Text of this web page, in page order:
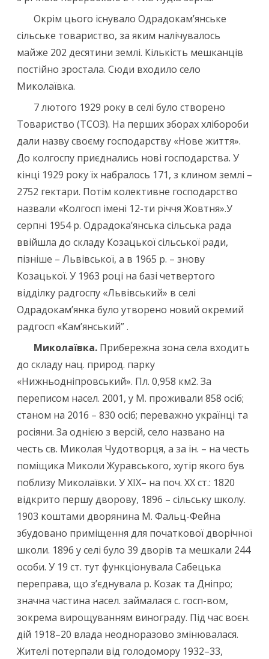
Окрім цього існувало Одрадокам’янське
сільське товариство, за яким налічувалось
майже 202 десятини землі. Кількість мешканців
постійно зростала. Сюди входило село
Миколаївка.
7 лютого 1929 року в селі було створено
Товариство (ТСОЗ). На перших зборах хлібороби
дали назву своєму господарству «Нове життя».
До колгоспу приєднались нові господарства. У
кінці 1929 року їх набралось 171, з клином землі –
2752 гектари. Потім колективне господарство
назвали «Колгосп імені 12-ти річчя Жовтня».У
серпні 1954 р. Одрадока’янська сільська рада
ввійшла до складу Козацької сільської ради,
пізніше – Львівської, а в 1965 р. – знову
Козацької. У 1963 році на базі четвертого
відділку радгоспу «Львівський» в селі
Одрадокам’янка було утворено новий окремий
радгосп «Кам’янський” .
Миколаївка. Прибережна зона села входить
до складу нац. природ. парку
«Нижньодніпровський». Пл. 0,958 км2. За
переписом насел. 2001, у М. проживали 858 осіб;
станом на 2016 – 830 осіб; переважно українці та
росіяни. За однією з версій, село названо на
честь св. Миколая Чудо­творця, а за ін. – на честь
поміщика Миколи Журавського, хутір якого був
поблизу Миколаївки. У ХІХ– на поч. ХХ ст.: 1820
відкрито першу дворову, 1896 – сільську школу.
1903 коштами дворянина М. Фальц-Фейна
збудовано приміщення для початкової дворічної
школи. 1896 у селі було 39 дворів та мешкали 244
особи. У 19 ст. тут функціонувала Сабецька
переправа, що з’єднувала р. Козак та Дніпро;
значна части­на насел. займалася с. госп-вом,
зокрема вирощуванням винограду. Під час воєн.
дій 1918–20 влада неодноразово змінювалася.
Жителі потерпали від голодомору 1932–33,